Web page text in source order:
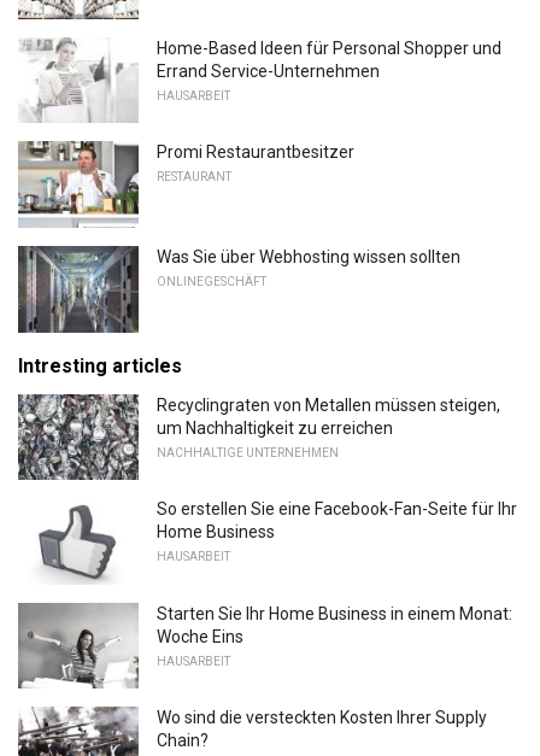
Home-Based Ideen für Personal Shopper und
Errand Service-Unternehmen
HAUSARBEIT
Promi Restaurantbesitzer
RESTAURANT
Was Sie über Webhosting wissen sollten
ONLINEGESCHÄFT
Intresting articles
Recyclingraten von Metallen müssen steigen,
um Nachhaltigkeit zu erreichen
NACHHALTIGE UNTERNEHMEN
So erstellen Sie eine Facebook-Fan-Seite für Ihr
Home Business
HAUSARBEIT
Starten Sie Ihr Home Business in einem Monat:
Woche Eins
HAUSARBEIT
Wo sind die versteckten Kosten Ihrer Supply
Chain?